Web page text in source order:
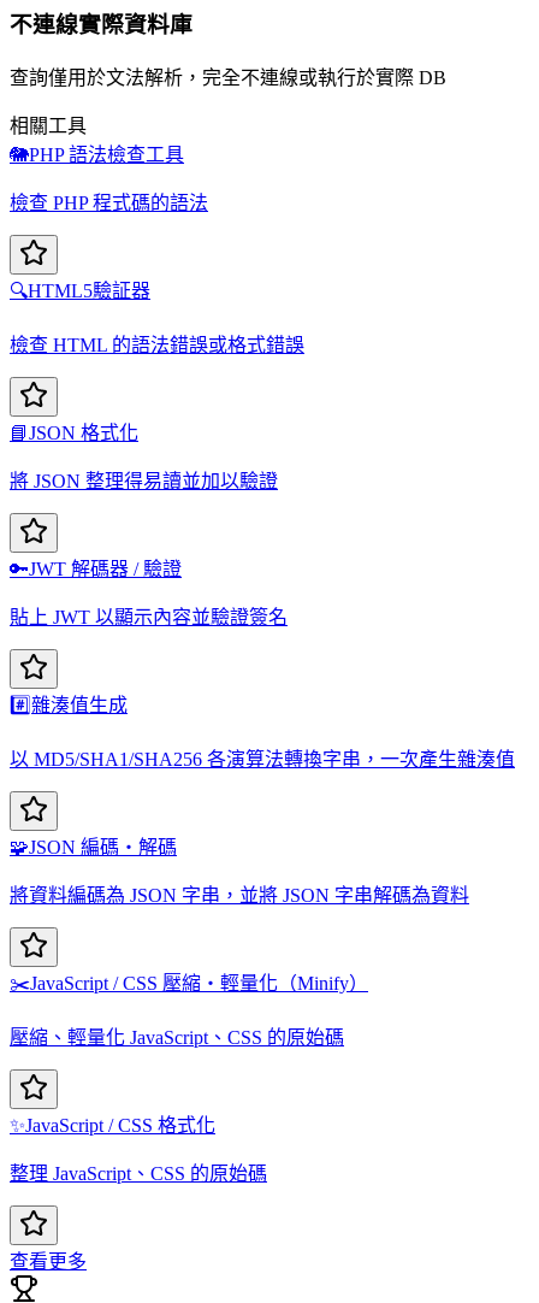
不連線實際資料庫
查詢僅用於文法解析，完全不連線或執行於實際 DB
相關工具
🐘PHP 語法檢查工具
檢查 PHP 程式碼的語法
🔍HTML5驗証器
檢查 HTML 的語法錯誤或格式錯誤
📘JSON 格式化
將 JSON 整理得易讀並加以驗證
🔑JWT 解碼器 / 驗證
貼上 JWT 以顯示內容並驗證簽名
#️⃣雜湊值生成
以 MD5/SHA1/SHA256 各演算法轉換字串，一次產生雜湊值
🧩JSON 編碼・解碼
將資料編碼為 JSON 字串，並將 JSON 字串解碼為資料
✂️JavaScript / CSS 壓縮・輕量化（Minify）
壓縮、輕量化 JavaScript、CSS 的原始碼
✨JavaScript / CSS 格式化
整理 JavaScript、CSS 的原始碼
查看更多